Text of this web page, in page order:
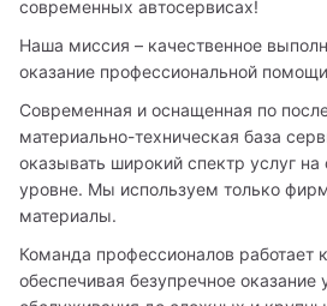
современных автосервисах!
Наша миссия – качественное
оказание профессиональной
Современная и оснащенная по
материально-техническая база
оказывать широкий спектр услуг
уровне. Мы используем только
материалы.
Команда профессионалов работает
обеспечивая безупречное оказание